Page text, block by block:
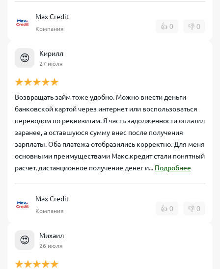
Max Credit
Компания 👍 0 👎 0
😍 Кирилл
27 июля
Возвращать займ тоже удобно. Можно внести деньги
банковской картой через интернет или воспользоваться
переводом по реквизитам. Я часть задолженности оплатил
заранее, а оставшуюся сумму внес после получения
зарплаты. Оба платежа отобразились корректно. Для меня
основными преимуществами Макс.кредит стали понятный
расчет, дистанционное получение денег и... Подробнее
Max Credit
Компания 👍 0 👎 0
😍 Михаил
26 июля